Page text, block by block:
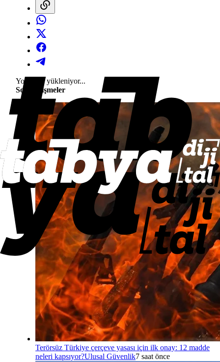
Yorumlar yükleniyor...
Son Gelişmeler
Terörsüz Türkiye çerçeve yasası için ilk onay: 12 madde
neleri kapsıyor?Ulusal Güvenlik7 saat önce